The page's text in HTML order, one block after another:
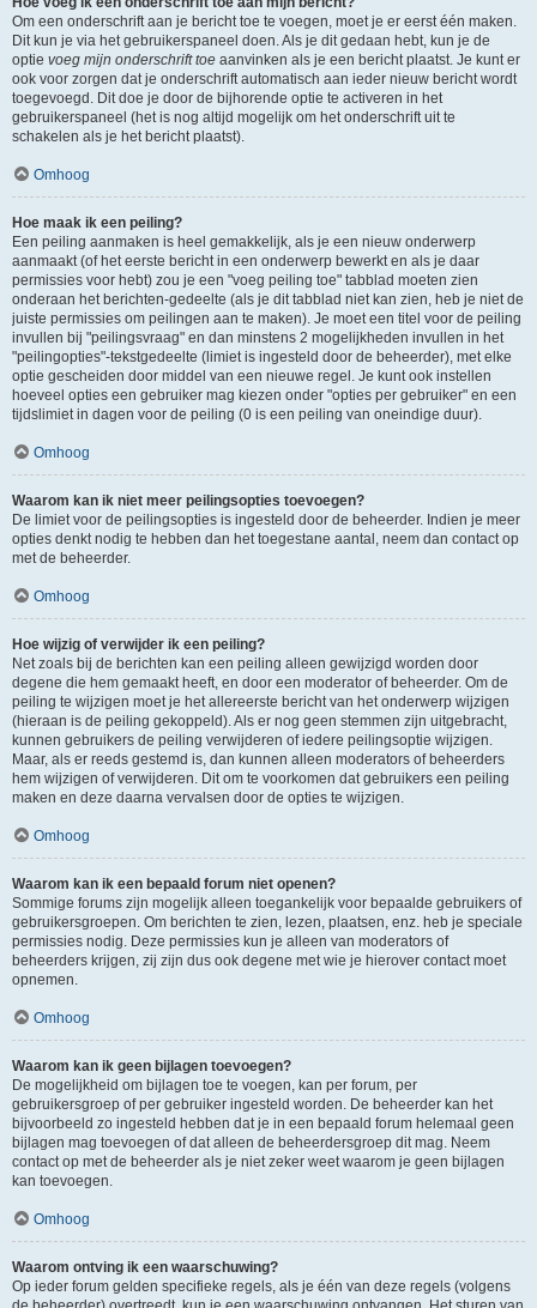
Om een onderschrift aan je bericht toe te voegen, moet je er eerst één maken.
Dit kun je via het gebruikerspaneel doen. Als je dit gedaan hebt, kun je de
optie voeg mijn onderschrift toe aanvinken als je een bericht plaatst. Je kunt er
ook voor zorgen dat je onderschrift automatisch aan ieder nieuw bericht wordt
toegevoegd. Dit doe je door de bijhorende optie te activeren in het
gebruikerspaneel (het is nog altijd mogelijk om het onderschrift uit te
schakelen als je het bericht plaatst).
Omhoog
Hoe maak ik een peiling?
Een peiling aanmaken is heel gemakkelijk, als je een nieuw onderwerp
aanmaakt (of het eerste bericht in een onderwerp bewerkt en als je daar
permissies voor hebt) zou je een "voeg peiling toe" tabblad moeten zien
onderaan het berichten-gedeelte (als je dit tabblad niet kan zien, heb je niet de
juiste permissies om peilingen aan te maken). Je moet een titel voor de peiling
invullen bij "peilingsvraag" en dan minstens 2 mogelijkheden invullen in het
"peilingopties"-tekstgedeelte (limiet is ingesteld door de beheerder), met elke
optie gescheiden door middel van een nieuwe regel. Je kunt ook instellen
hoeveel opties een gebruiker mag kiezen onder "opties per gebruiker" en een
tijdslimiet in dagen voor de peiling (0 is een peiling van oneindige duur).
Omhoog
Waarom kan ik niet meer peilingsopties toevoegen?
De limiet voor de peilingsopties is ingesteld door de beheerder. Indien je meer
opties denkt nodig te hebben dan het toegestane aantal, neem dan contact op
met de beheerder.
Omhoog
Hoe wijzig of verwijder ik een peiling?
Net zoals bij de berichten kan een peiling alleen gewijzigd worden door
degene die hem gemaakt heeft, en door een moderator of beheerder. Om de
peiling te wijzigen moet je het allereerste bericht van het onderwerp wijzigen
(hieraan is de peiling gekoppeld). Als er nog geen stemmen zijn uitgebracht,
kunnen gebruikers de peiling verwijderen of iedere peilingsoptie wijzigen.
Maar, als er reeds gestemd is, dan kunnen alleen moderators of beheerders
hem wijzigen of verwijderen. Dit om te voorkomen dat gebruikers een peiling
maken en deze daarna vervalsen door de opties te wijzigen.
Omhoog
Waarom kan ik een bepaald forum niet openen?
Sommige forums zijn mogelijk alleen toegankelijk voor bepaalde gebruikers of
gebruikersgroepen. Om berichten te zien, lezen, plaatsen, enz. heb je speciale
permissies nodig. Deze permissies kun je alleen van moderators of
beheerders krijgen, zij zijn dus ook degene met wie je hierover contact moet
opnemen.
Omhoog
Waarom kan ik geen bijlagen toevoegen?
De mogelijkheid om bijlagen toe te voegen, kan per forum, per
gebruikersgroep of per gebruiker ingesteld worden. De beheerder kan het
bijvoorbeeld zo ingesteld hebben dat je in een bepaald forum helemaal geen
bijlagen mag toevoegen of dat alleen de beheerdersgroep dit mag. Neem
contact op met de beheerder als je niet zeker weet waarom je geen bijlagen
kan toevoegen.
Omhoog
Waarom ontving ik een waarschuwing?
Op ieder forum gelden specifieke regels, als je één van deze regels (volgens